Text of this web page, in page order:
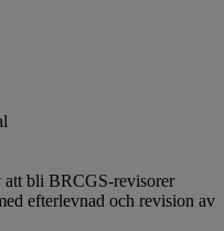
att bli BRCGS-revisorer
efterlevnad och revision av